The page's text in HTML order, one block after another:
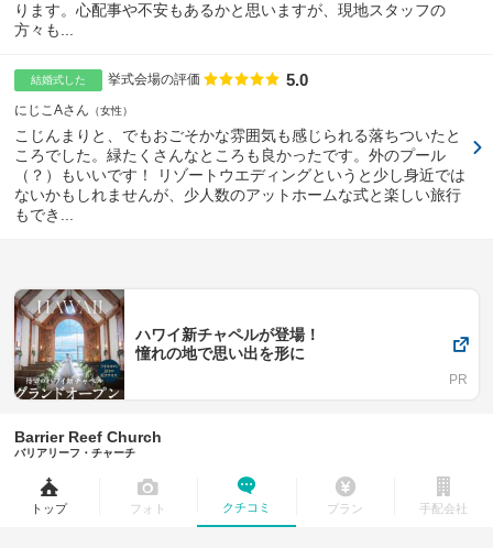
ります。心配事や不安もあるかと思いますが、現地スタッフの
方々も...
結婚式した 挙式会場の評価 点数
5.0
にじこAさん 女性
こじんまりと、でもおごそかな雰囲気も感じられる落ちついたと
ころでした。緑たくさんなところも良かったです。外のプール
（？）もいいです！ リゾートウエディングというと少し身近では
ないかもしれませんが、少人数のアットホームな式と楽しい旅行
もでき...
ハワイ新チャペルが登場！
憧れの地で思い出を形に
Barrier Reef Church
バリアリーフ・チャーチ
トップ フォト クチコミ プラン 手配会社